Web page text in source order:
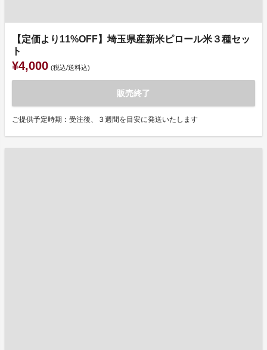
【定価より11%OFF】埼玉県産新米ピロール米３種セッ
ト
¥4,000 (税込/送料込)
販売終了
ご提供予定時期：受注後、３週間を目安に発送いたします